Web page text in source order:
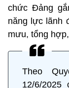
chức Đảng
năng lực lãnh
mưu, tổng
Theo
12/6/